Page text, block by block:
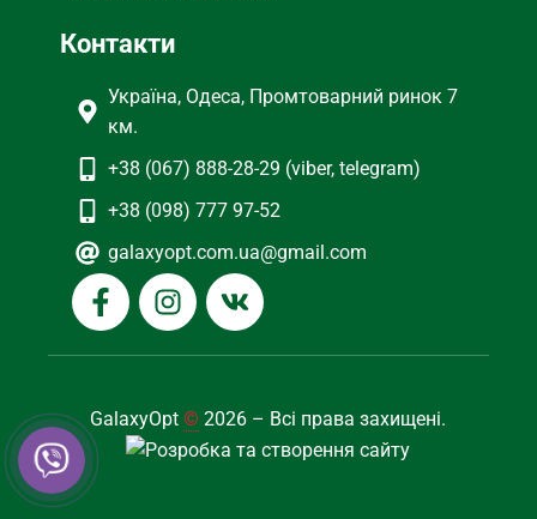
Контакти
Україна, Одеса, Промтоварний ринок 7
км.
+38 (067) 888-28-29 (viber, telegram)
+38 (098) 777 97-52
galaxyopt.com.ua@gmail.com
GalaxyOpt© 2026 – Всі права захищені.